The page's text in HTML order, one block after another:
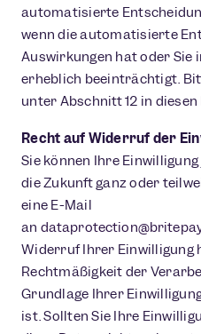
automatisierte
wenn die automatisierte
Auswirkungen hat oder Sie
erheblich beeinträchtigt.
unter Abschnitt 12 in
Recht auf Widerruf der
Sie können Ihre
die Zukunft ganz oder
eine E-Mail
an
Widerruf Ihrer Einwilligung
Rechtmäßigkeit der
Grundlage Ihrer
ist. Sollten Sie Ihre